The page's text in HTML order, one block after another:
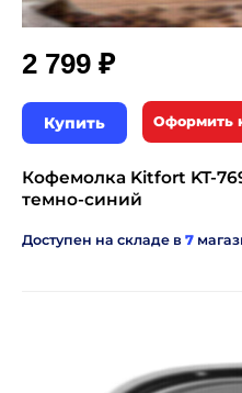
2 799 ₽
Купить Оформить
Кофемолка Kitfort KT-
темно-синий
Доступен на складе в 7